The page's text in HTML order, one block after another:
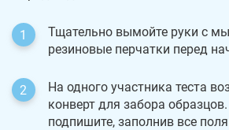
Тщательно вымойте руки с
резиновые перчатки перед
На одного участника теста
конверт для забора
подпишите, заполнив все